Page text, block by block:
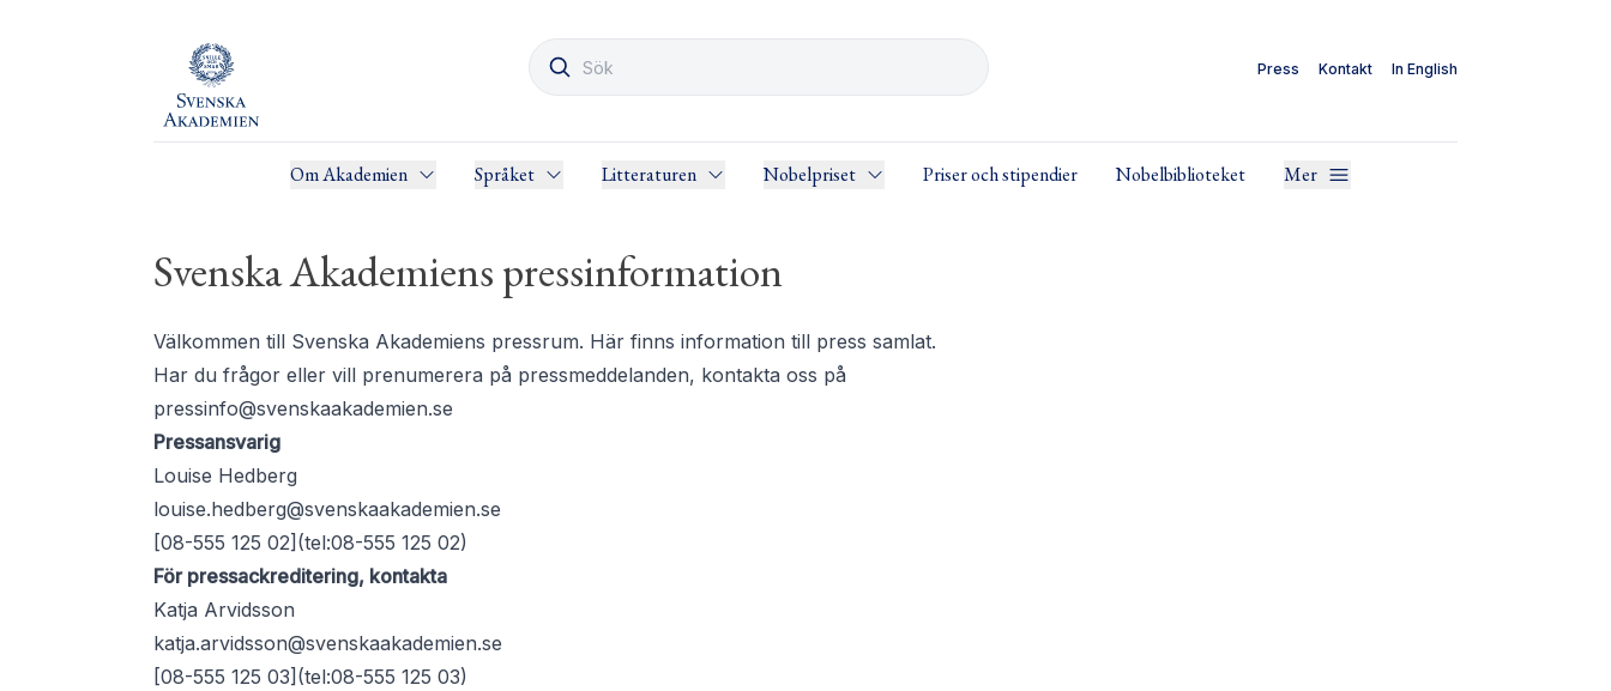
Press Kontakt In English
Om Akademien Språket Litteraturen Nobelpriset Priser och stipendier Nobelbiblioteket Mer
Svenska Akademiens pressinformation
Välkommen till Svenska Akademiens pressrum. Här finns information till press samlat.
Har du frågor eller vill prenumerera på pressmeddelanden, kontakta oss på
pressinfo@svenskaakademien.se
Pressansvarig
Louise Hedberg
louise.hedberg@svenskaakademien.se
[08-555 125 02](tel:08-555 125 02)
För pressackreditering, kontakta
Katja Arvidsson
katja.arvidsson@svenskaakademien.se
[08-555 125 03](tel:08-555 125 03)